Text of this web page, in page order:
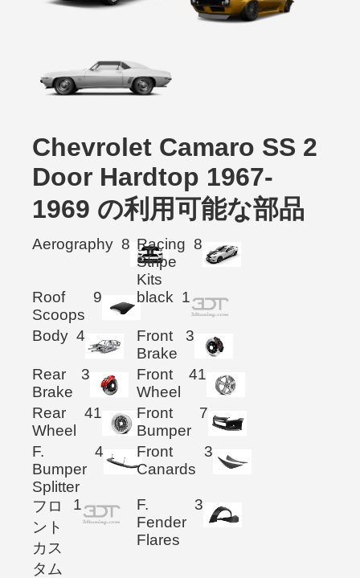
Chevrolet Camaro SS 2
Door Hardtop 1967-
1969 の利用可能な部品
Aerography 8 Racing
Stripe
Kits
8
Roof
Scoops
9 black 1
Body 4
Front
Brake
3
Rear
Brake
3
Front
Wheel
41
Rear
Wheel
41
Front
Bumper
7
F.
Bumper
Splitter
4
Front
Canards
3
フロ
ント
カス
タム
1
F.
Fender
Flares
3